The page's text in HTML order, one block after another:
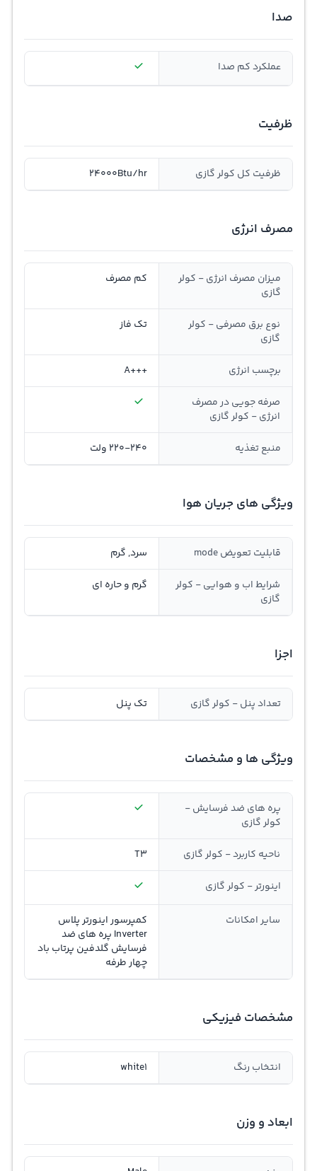
صدا
عملکرد کم صدا
ظرفیت
ظرفیت کل کولر گازی 24000Btu/hr
مصرف انرژی
میزان مصرف انرژی - کولر
گازی
کم مصرف
نوع برق مصرفی - کولر
گازی
تک فاز
برچسب انرژی +++A
صرفه جویی در مصرف
انرژی - کولر گازی
منبع تغذیه 220-240 ولت
ویژگی های جریان هوا
قابلیت تعویض mode سرد, گرم
شرایط اب و هوایی - کولر
گازی
گرم و حاره ای
اجزا
تعداد پنل - کولر گازی تک پنل
ویژگی ها و مشخصات
پره های ضد فرسایش -
کولر گازی
ناحیه کاربرد - کولر گازی T3
اینورتر - کولر گازی
سایر امکانات
کمپرسور اینورتر پلاس
Inverter پره های ضد
فرسایش گلدفین پرتاب باد
چهار طرفه
مشخصات فیزیکی
انتخاب رنگ white1
ابعاد و وزن